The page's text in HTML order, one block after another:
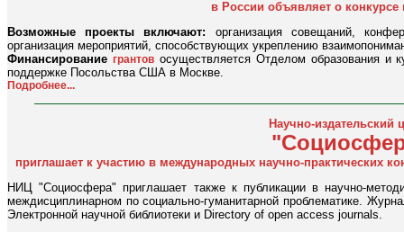
в России объявляет о конкурсе
Возможные проекты включают: организация совещаний,
организация мероприятий, способствующих укреплению
Финансирование грантовосуществляется Отделом образования и
поддержке Посольства США в Москве.
Подробнее...
Научно-издательский
приглашает к участию в международных научно-практических
НИЦ "Социосфера" приглашает также к публикации в научно-
междисциплинарном по социально-гуманитарной проблематике.
Электронной научной библиотеки и Directory of open acсess journals.